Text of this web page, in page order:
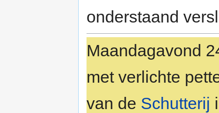
onderstaand
Maandagavond
met verlichte
van de Schutterij